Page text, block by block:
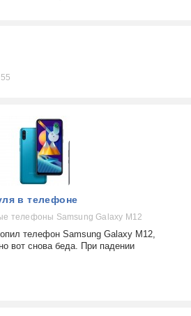
55
в телефоне
телефоны Samsung Galaxy M12
телефон Samsung Galaxy M12,
вот снова беда. При падении